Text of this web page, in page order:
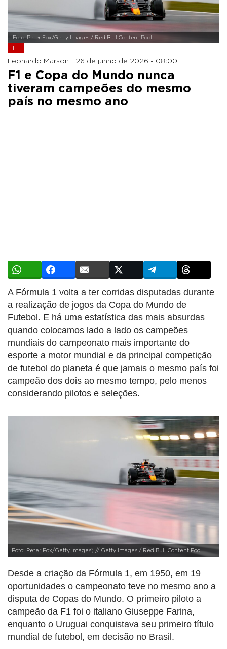
Foto: Peter Fox/Getty Images / Red Bull Content Pool
F1
Leonardo Marson | 26 de junho de 2026 - 08:00
F1 e Copa do Mundo nunca
tiveram campeões do mesmo
país no mesmo ano
A Fórmula 1 volta a ter corridas disputadas durante
a realização de jogos da Copa do Mundo de
Futebol. E há uma estatística das mais absurdas
quando colocamos lado a lado os campeões
mundiais do campeonato mais importante do
esporte a motor mundial e da principal competição
de futebol do planeta é que jamais o mesmo país foi
campeão dos dois ao mesmo tempo, pelo menos
considerando pilotos e seleções.
Foto: Peter Fox/Getty Images) // Getty Images / Red Bull Content Pool
Desde a criação da Fórmula 1, em 1950, em 19
oportunidades o campeonato teve no mesmo ano a
disputa de Copas do Mundo. O primeiro piloto a
campeão da F1 foi o italiano Giuseppe Farina,
enquanto o Uruguai conquistava seu primeiro título
mundial de futebol, em decisão no Brasil.